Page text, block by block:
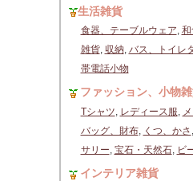
生活雑貨
食器、テーブルウェア, 和
雑貨, 収納, バス、トイレ
帯電話小物
ファッション、小物
Tシャツ, レディース服,
バッグ、財布, くつ、かさ ,
サリー, 宝石・天然石, ビ
インテリア雑貨